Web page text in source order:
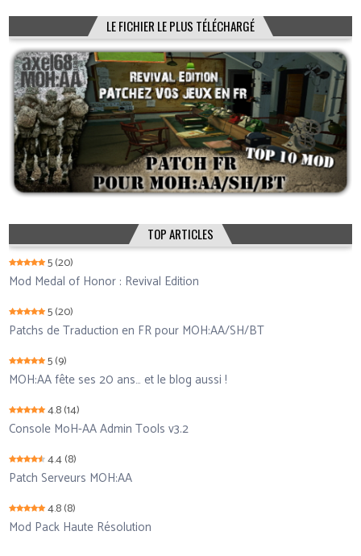
LE FICHIER LE PLUS TÉLÉCHARGÉ
TOP ARTICLES
5(20)
Mod Medal of Honor : Revival Edition
5(20)
Patchs de Traduction en FR pour MOH:AA/SH/BT
5(9)
MOH:AA fête ses 20 ans… et le blog aussi !
4.8(14)
Console MoH-AA Admin Tools v3.2
4.4(8)
Patch Serveurs MOH:AA
4.8(8)
Mod Pack Haute Résolution